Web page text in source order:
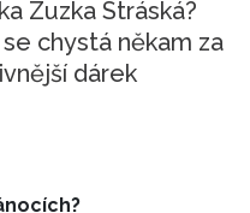
Zuzka Stráská?
chystá někam za
dárek